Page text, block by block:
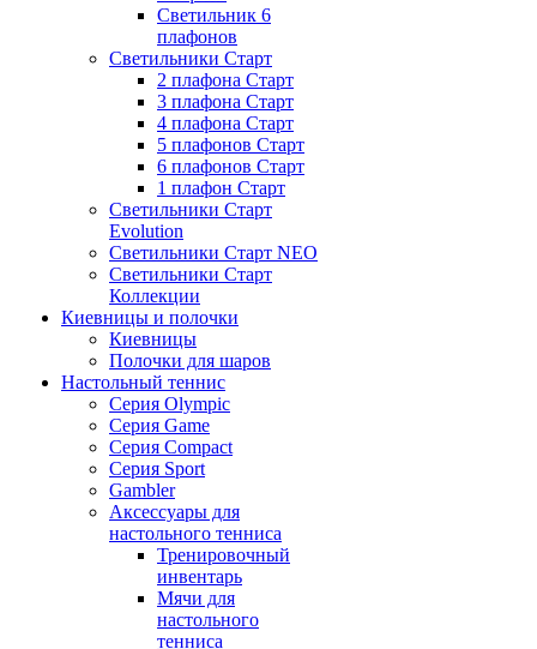
Светильник 6
плафонов
Светильники Старт
2 плафона Старт
3 плафона Старт
4 плафона Старт
5 плафонов Старт
6 плафонов Старт
1 плафон Старт
Светильники Старт
Evolution
Светильники Старт NEO
Светильники Старт
Коллекции
Киевницы и полочки
Киевницы
Полочки для шаров
Настольный теннис
Серия Olympic
Серия Game
Серия Compact
Серия Sport
Gambler
Аксессуары для
настольного тенниса
Тренировочный
инвентарь
Мячи для
настольного
тенниса